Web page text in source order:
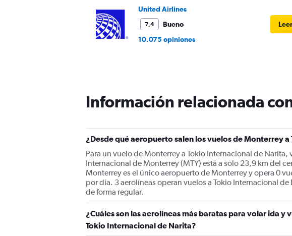
United Airlines
7,4
Bueno
10.075 opiniones
Información relacionada
¿Desde qué aeropuerto salen los vuelos de Monterrey
Para un vuelo de Monterrey a Tokio Internacional de
Internacional de Monterrey (MTY) está a solo 23,9 km del
Monterrey es el único aeropuerto de Monterrey y opera 0
por día. 3 aerolíneas operan vuelos a Tokio Internacional
de forma regular.
¿Cuáles son las aerolíneas más baratas para volar ida
Tokio Internacional de Narita?